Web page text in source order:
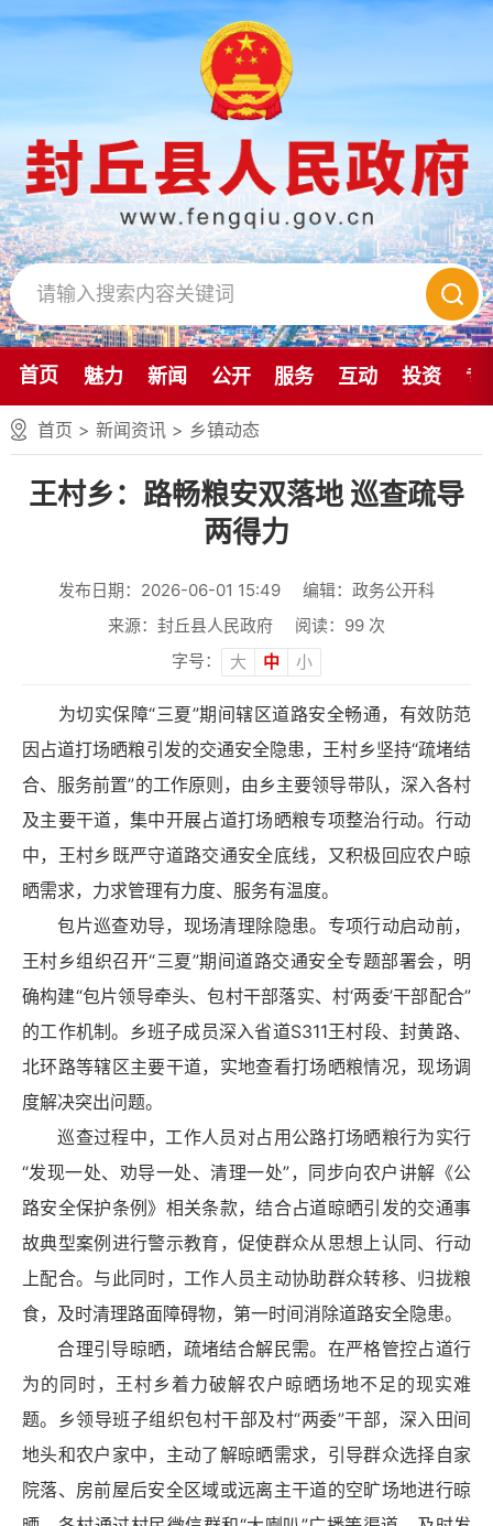
首页 魅力 新闻 公开 服务 互动 投资 专
首页 > 新闻资讯 > 乡镇动态
王村乡：路畅粮安双落地 巡查疏导
两得力
发布日期：2026-06-01 15:49
编辑：政务公开科
来源：封丘县人民政府
阅读： 99 次
字号：
大 中 小
为切实保障“三夏”期间辖区道路安全畅通，有效防范
因占道打场晒粮引发的交通安全隐患，王村乡坚持“疏堵结
合、服务前置”的工作原则，由乡主要领导带队，深入各村
及主要干道，集中开展占道打场晒粮专项整治行动。行动
中，王村乡既严守道路交通安全底线，又积极回应农户晾
晒需求，力求管理有力度、服务有温度。
包片巡查劝导，现场清理除隐患。专项行动启动前，
王村乡组织召开“三夏”期间道路交通安全专题部署会，明
确构建“包片领导牵头、包村干部落实、村‘两委’干部配合”
的工作机制。乡班子成员深入省道S311王村段、封黄路、
北环路等辖区主要干道，实地查看打场晒粮情况，现场调
度解决突出问题。
巡查过程中，工作人员对占用公路打场晒粮行为实行
“发现一处、劝导一处、清理一处”，同步向农户讲解《公
路安全保护条例》相关条款，结合占道晾晒引发的交通事
故典型案例进行警示教育，促使群众从思想上认同、行动
上配合。与此同时，工作人员主动协助群众转移、归拢粮
食，及时清理路面障碍物，第一时间消除道路安全隐患。
合理引导晾晒，疏堵结合解民需。在严格管控占道行
为的同时，王村乡着力破解农户晾晒场地不足的现实难
题。乡领导班子组织包村干部及村“两委”干部，深入田间
地头和农户家中，主动了解晾晒需求，引导群众选择自家
院落、房前屋后安全区域或远离主干道的空旷场地进行晾